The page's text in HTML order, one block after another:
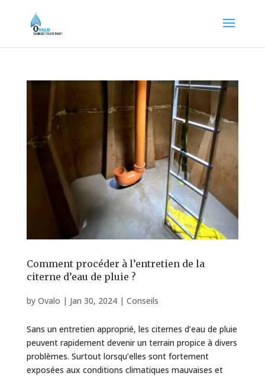
Comment procéder à l’entretien de la
citerne d’eau de pluie ?
by Ovalo | Jan 30, 2024| Conseils
Sans un entretien approprié, les citernes d’eau de pluie
peuvent rapidement devenir un terrain propice à divers
problèmes. Surtout lorsqu’elles sont fortement
exposées aux conditions climatiques mauvaises et